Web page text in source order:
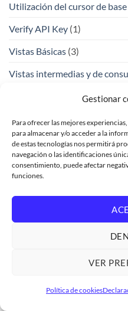
Gestionar
Para ofrecer las mejores
para almacenar y/o acceder a la
de estas tecnologías nos permitirá
navegación o las identificaciones
consentimiento, puede afectar
funciones.
VER
Política de cookies
Utilización del cursor de
Verify API Key (1)
Vistas Básicas (3)
Vistas intermedias y de
Visual Cloud Functions(1)
ARCHIVOS
agosto 2026(2)
Máster en Desarrollo
en SAP HANA Cloud